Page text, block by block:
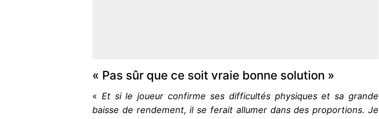
« Pas sûr que ce soit vraie bonne solution »
« Et si le joueur confirme ses difficultés physiques et sa grande
baisse de rendement, il se ferait allumer dans des proportions. Je